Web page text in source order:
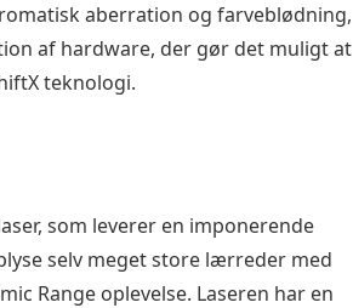
aberration og farveblødning,
af hardware, der gør det muligt at
teknologi.
som leverer en imponerende
selv meget store lærreder med
Range oplevelse. Laseren har en